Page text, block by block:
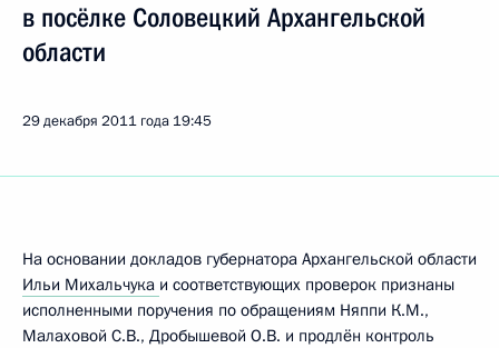
в посёлке Соловецкий Архангельской
области
29 декабря 2011 года 19:45
На основании докладов губернатора Архангельской области
Ильи Михальчука и соответствующих проверок признаны
исполненными поручения по обращениям Няппи К.М.,
Малаховой С.В., Дробышевой О.В. и продлён контроль